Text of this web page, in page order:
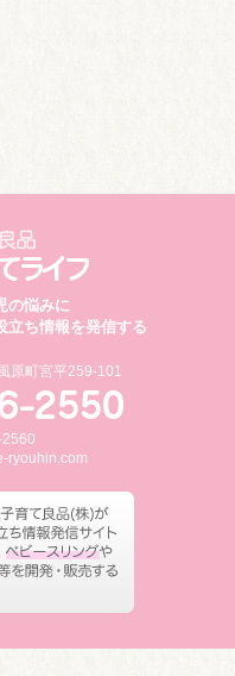
の悩みに
立ち情報を発信する
原町宮平259-101
ryouhin.com